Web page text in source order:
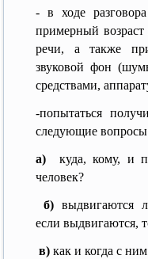
- в ходе
примерный возраст
речи, а также
звуковой фон
средствами,
-попытаться
следующие
а)
куда, кому, и
человек?
б) выдвигаются
если выдвигаются,
в) как и когда с